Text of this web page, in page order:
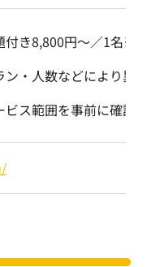
付き8,800円～／1名※
・人数などにより異
ス範囲を事前に確認